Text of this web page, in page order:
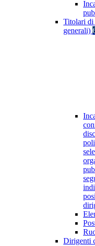
Titolari di
generali)
Dirigenti